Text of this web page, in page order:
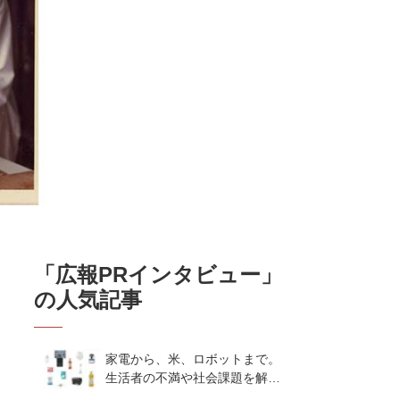
「広報PRインタビュー 」
の人気記事
家電から、米、ロボットまで。
生活者の不満や社会課題を解決